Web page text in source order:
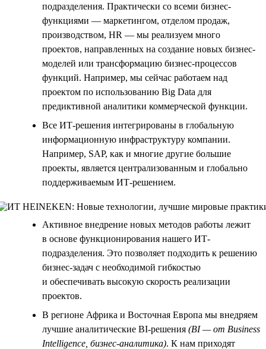
подразделения. Практически со всеми бизнес-
функциями — маркетингом, отделом продаж,
производством, HR — мы реализуем много
проектов, направленных на создание новых бизнес-
моделей или трансформацию бизнес-процессов
функций. Например, мы сейчас работаем над
проектом по использованию Big Data для
предиктивной аналитики коммерческой функции.
Все ИТ-решения интегрированы в глобальную
информационную инфраструктуру компании.
Например, SAP, как и многие другие большие
проекты, является централизованным и глобально
поддерживаемым ИТ-решением.
Активное внедрение новых методов работы лежит
в основе функционирования нашего ИТ-
подразделения. Это позволяет подходить к решению
бизнес-задач с необходимой гибкостью
и обеспечивать высокую скорость реализации
проектов.
В регионе Африка и Восточная Европа мы внедряем
лучшие аналитические BI-решения (BI — от Business
Intelligence, бизнес-аналитика). К нам приходят